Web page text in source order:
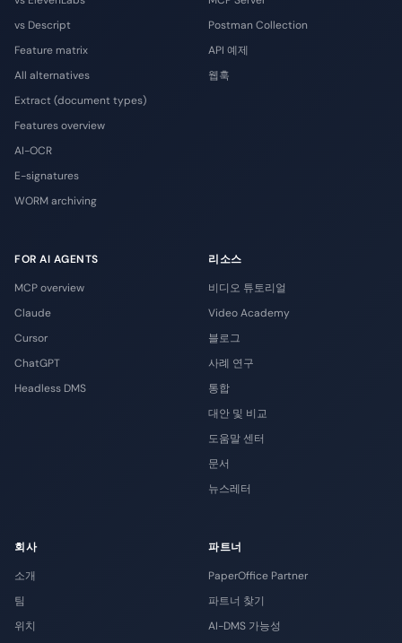
vs Descript
Feature matrix
All alternatives
Extract (document types)
Features overview
AI-OCR
E-signatures
WORM archiving
Postman Collection
API 예제
웹훅
FOR AI AGENTS
MCP overview
Claude
Cursor
ChatGPT
Headless DMS
리소스
비디오 튜토리얼
Video Academy
블로그
사례 연구
통합
대안 및 비교
도움말 센터
문서
뉴스레터
회사
소개
팀
위치
파트너
PaperOffice Partner
파트너 찾기
AI-DMS 가능성